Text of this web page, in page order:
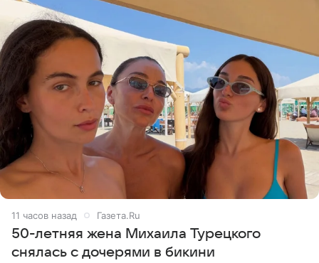
11 часов назад Газета.Ru
50-летняя жена Михаила Турецкого
снялась с дочерями в бикини